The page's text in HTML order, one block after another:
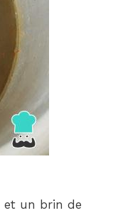
et un brin de